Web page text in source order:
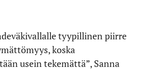
tyypillinen piirre
koska
usein tekemättä”, Sanna